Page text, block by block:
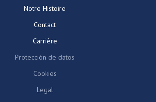
Notre Histoire
Contact
Carrière
Protección de datos
Cookies
Legal